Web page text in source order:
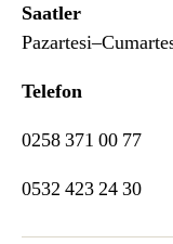
Saatler
Telefon
0258 371 00 77
0532 423 24 30